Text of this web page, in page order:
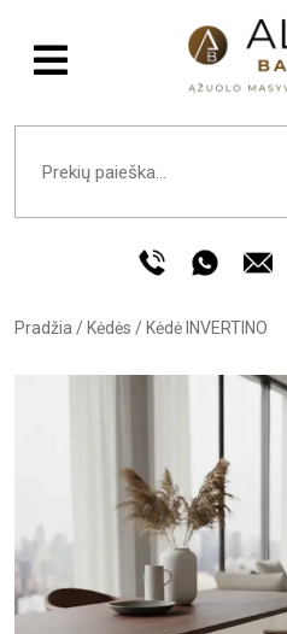
Pradžia / Kėdės / Kėdė INVERTINO